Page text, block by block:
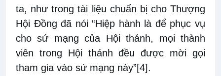
ta, như trong tài liệu chuẩn bị cho Thượng
Hội Đồng đã nói “Hiệp hành là để phục vụ
cho sứ mạng của Hội thánh, mọi thành
viên trong Hội thánh đều được mời gọi
tham gia vào sứ mạng này”[4].